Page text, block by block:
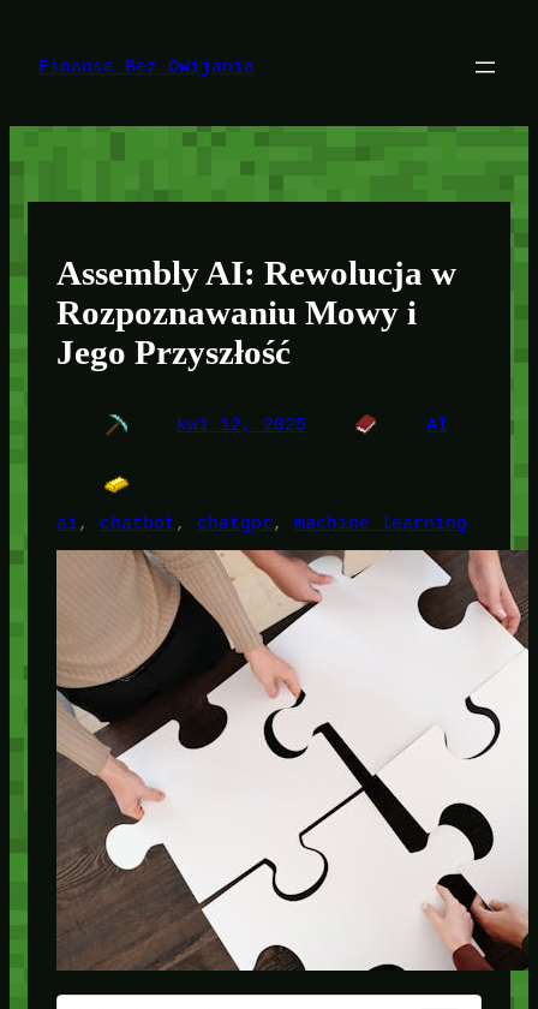
treści
Finanse Bez Owijania
Assembly AI: Rewolucja w
Rozpoznawaniu Mowy i
Jego Przyszłość
kwi 12, 2025 AI
ai, chatbot, chatgpt, machine learning